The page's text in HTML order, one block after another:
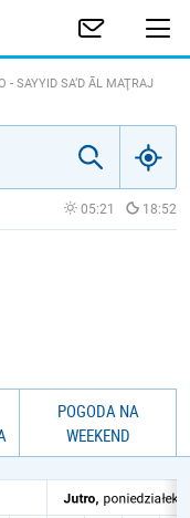
- SAYYID SA‘D ĀL MAŢRAJ
05:21 18:52
POGODA NA
WEEKEND